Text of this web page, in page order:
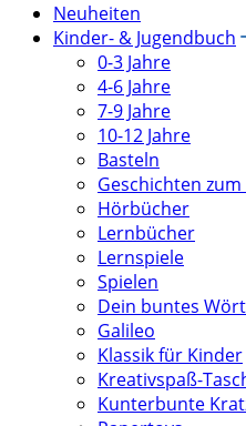
Neuheiten
Kinder- & Jugendbuch
0-3 Jahre
4-6 Jahre
7-9 Jahre
10-12 Jahre
Basteln
Geschichten zum
Hörbücher
Lernbücher
Lernspiele
Spielen
Dein buntes
Galileo
Klassik für Kinder
Kreativspaß-
Kunterbunte